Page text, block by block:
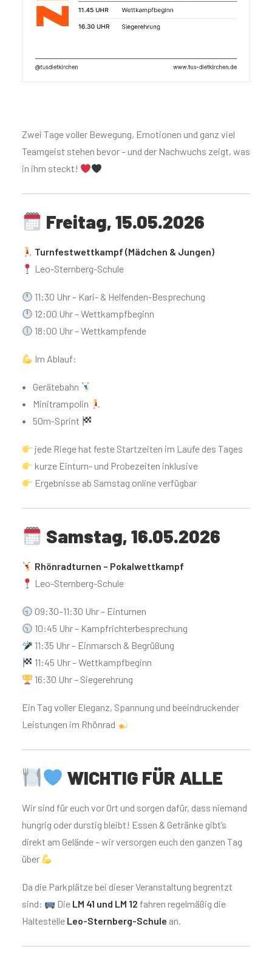
Zwei Tage voller Bewegung, Emotionen und ganz viel
Teamgeist stehen bevor – und der Nachwuchs zeigt, was
in ihm steckt!
Freitag, 15.05.2026
Turnfestwettkampf (Mädchen & Jungen)
Leo-Sternberg-Schule
11:30 Uhr – Kari- & Helfenden-Besprechung
12:00 Uhr – Wettkampfbeginn
18:00 Uhr – Wettkampfende
Im Ablauf:
Gerätebahn
Minitrampolin
50m-Sprint
jede Riege hat feste Startzeiten im Laufe des Tages
kurze Einturn- und Probezeiten inklusive
Ergebnisse ab Samstag online verfügbar
Samstag, 16.05.2026
Rhönradturnen – Pokalwettkampf
Leo-Sternberg-Schule
09:30–11:30 Uhr – Einturnen
10:45 Uhr – Kampfrichterbesprechung
11:35 Uhr – Einmarsch & Begrüßung
11:45 Uhr – Wettkampfbeginn
16:30 Uhr – Siegerehrung
Ein Tag voller Eleganz, Spannung und beeindruckender
Leistungen im Rhönrad
WICHTIG FÜR ALLE
Wir sind für euch vor Ort und sorgen dafür, dass niemand
hungrig oder durstig bleibt! Essen & Getränke gibt’s
direkt am Gelände – wir versorgen euch den ganzen Tag
über
Da die Parkplätze bei dieser Veranstaltung begrentzt
sind:
Die LM 41 und LM 12 fahren regelmäßig die
Haltestelle Leo-Sternberg-Schule an.